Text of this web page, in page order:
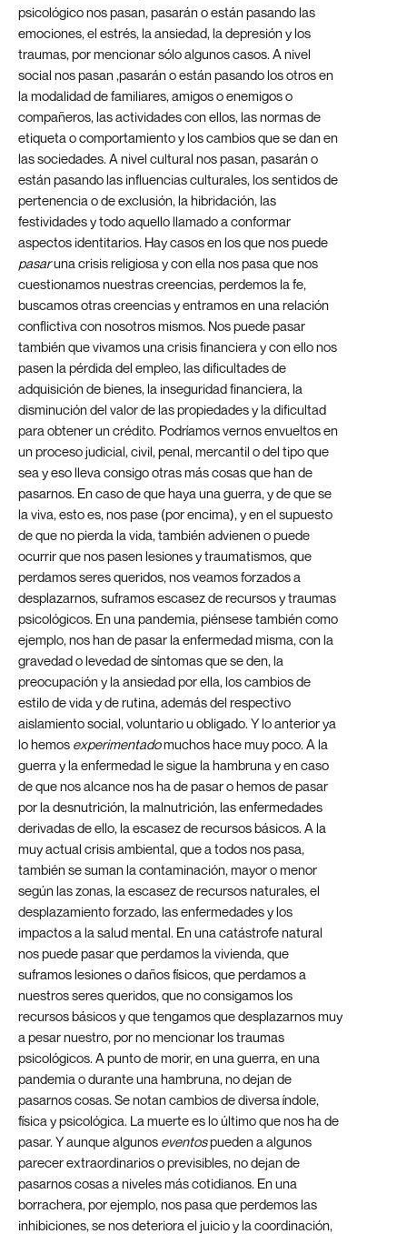
psicológico nos pasan, pasarán o están pasando las
emociones, el estrés, la ansiedad, la depresión y los
traumas, por mencionar sólo algunos casos. A nivel
social nos pasan ,pasarán o están pasando los otros en
la modalidad de familiares, amigos o enemigos o
compañeros, las actividades con ellos, las normas de
etiqueta o comportamiento y los cambios que se dan en
las sociedades. A nivel cultural nos pasan, pasarán o
están pasando las influencias culturales, los sentidos de
pertenencia o de exclusión, la hibridación, las
festividades y todo aquello llamado a conformar
aspectos identitarios. Hay casos en los que nos puede
pasaruna crisis religiosa y con ella nos pasa que nos
cuestionamos nuestras creencias, perdemos la fe,
buscamos otras creencias y entramos en una relación
conflictiva con nosotros mismos. Nos puede pasar
también que vivamos una crisis financiera y con ello nos
pasen la pérdida del empleo, las dificultades de
adquisición de bienes, la inseguridad financiera, la
disminución del valor de las propiedades y la dificultad
para obtener un crédito. Podríamos vernos envueltos en
un proceso judicial, civil, penal, mercantil o del tipo que
sea y eso lleva consigo otras más cosas que han de
pasarnos. En caso de que haya una guerra, y de que se
la viva, esto es, nos pase (por encima), y en el supuesto
de que no pierda la vida, también advienen o puede
ocurrir que nos pasen lesiones y traumatismos, que
perdamos seres queridos, nos veamos forzados a
desplazarnos, suframos escasez de recursos y traumas
psicológicos. En una pandemia, piénsese también como
ejemplo, nos han de pasar la enfermedad misma, con la
gravedad o levedad de síntomas que se den, la
preocupación y la ansiedad por ella, los cambios de
estilo de vida y de rutina, además del respectivo
aislamiento social, voluntario u obligado. Y lo anterior ya
lo hemos experimentadomuchos hace muy poco. A la
guerra y la enfermedad le sigue la hambruna y en caso
de que nos alcance nos ha de pasar o hemos de pasar
por la desnutrición, la malnutrición, las enfermedades
derivadas de ello, la escasez de recursos básicos. A la
muy actual crisis ambiental, que a todos nos pasa,
también se suman la contaminación, mayor o menor
según las zonas, la escasez de recursos naturales, el
desplazamiento forzado, las enfermedades y los
impactos a la salud mental. En una catástrofe natural
nos puede pasar que perdamos la vivienda, que
suframos lesiones o daños físicos, que perdamos a
nuestros seres queridos, que no consigamos los
recursos básicos y que tengamos que desplazarnos muy
a pesar nuestro, por no mencionar los traumas
psicológicos. A punto de morir, en una guerra, en una
pandemia o durante una hambruna, no dejan de
pasarnos cosas. Se notan cambios de diversa índole,
física y psicológica. La muerte es lo último que nos ha de
pasar. Y aunque algunos eventospueden a algunos
parecer extraordinarios o previsibles, no dejan de
pasarnos cosas a niveles más cotidianos. En una
borrachera, por ejemplo, nos pasa que perdemos las
inhibiciones, se nos deteriora el juicio y la coordinación,